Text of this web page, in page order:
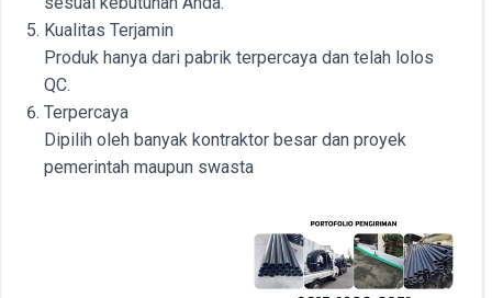
Kualitas Terjamin
Produk hanya dari pabrik terpercaya dan telah lolos
QC.
Terpercaya
Dipilih oleh banyak kontraktor besar dan proyek
pemerintah maupun swasta